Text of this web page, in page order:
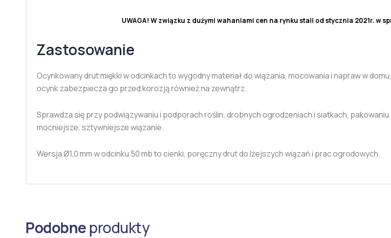
UWAGA! W związku z dużymi wahaniami cen na rynku stali od stycznia 2021r. w
Zastosowanie
Ocynkowany drut miękki w odcinkach to wygodny materiał do wiązania, mocowania i napraw w
ocynk zabezpiecza go przed korozją również na zewnątrz.
Sprawdza się przy podwiązywaniu i podporach roślin, drobnych ogrodzeniach i siatkach,
mocniejsze, sztywniejsze wiązanie.
Wersja Ø1,0 mm w odcinku 50 mb to cienki, poręczny drut do lżejszych wiązań i prac ogrodowych.
Podobneprodukty